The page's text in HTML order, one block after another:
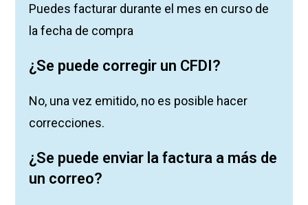
Puedes facturar durante el mes en curso de
la fecha de compra
¿Se puede corregir un CFDI?
No, una vez emitido, no es posible hacer
correcciones.
¿Se puede enviar la factura a más de
un correo?